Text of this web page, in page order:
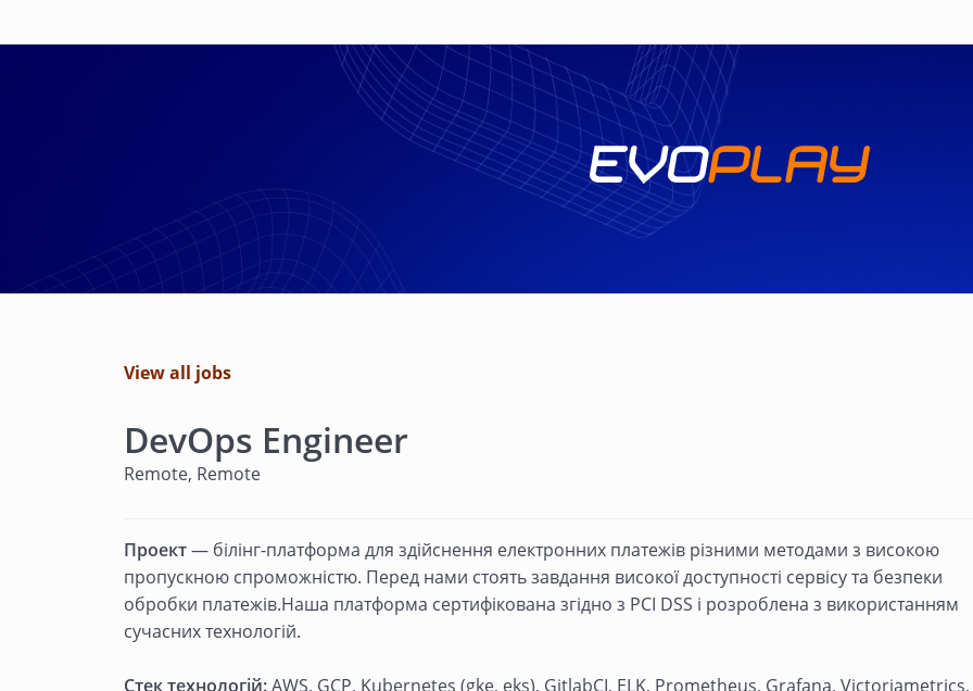
View all jobs
DevOps Engineer
Remote, Remote
Проект— білінг-платформа для здійснення електронних платежів різними методами з високою
пропускною спроможністю. Перед нами стоять завдання високої доступності сервісу та безпеки
обробки платежів.Наша платформа сертифікована згідно з PCI DSS і розроблена з використанням
сучасних технологій.
Стек технологій:AWS, GCP, Kubernetes (gke, eks), GitlabCI, ELK, Prometheus, Grafana, Victoriametrics,